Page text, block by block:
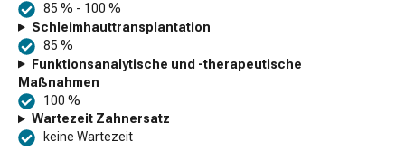
85 % - 100 %
Schleimhauttransplantation
85 %
Funktionsanalytische und -therapeutische
Maßnahmen
100 %
Wartezeit Zahnersatz
keine Wartezeit